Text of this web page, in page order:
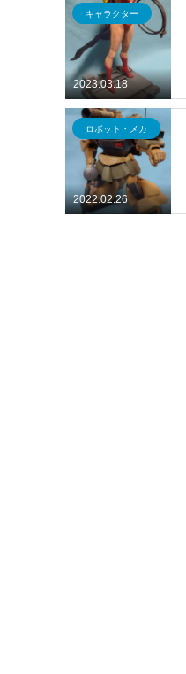
2023.03.18
キャラクター
2022.02.26
ロボット・メカ